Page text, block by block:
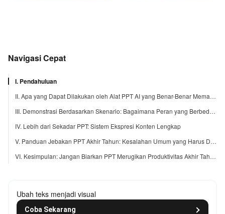
Navigasi Cepat
I. Pendahuluan
II. Apa yang Dapat Dilakukan oleh Alat PPT AI yang Benar-Benar Memahami Anda?
III. Demonstrasi Berdasarkan Skenario: Bagaimana Peran yang Berbeda Menggunakan PicDoc untuk PPT Akhir Tahun
IV. Lebih dari Sekadar PPT: Sistem Ekspresi Konten Lengkap
V. Panduan Jebakan PPT Akhir Tahun: Kesalahan Umum yang Harus Dihindari
VI. Kesimpulan: Jangan Biarkan PPT Merugikan Produktivitas Akhir Tahun Anda
Ubah teks menjadi visual
Coba Sekarang